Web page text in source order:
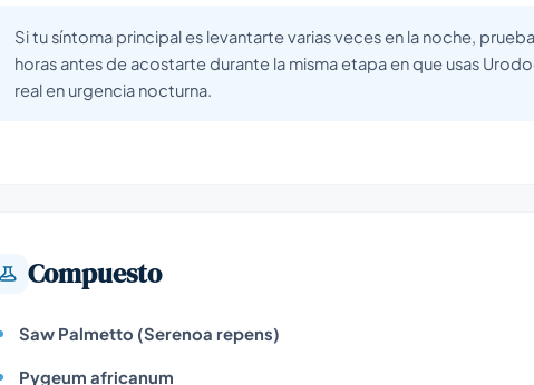
Si tu síntoma principal es levantarte varias veces en la noche,
horas antes de acostarte durante la misma etapa en que usas
real en urgencia nocturna.
Compuesto
Saw Palmetto (Serenoa repens)
Pygeum africanum